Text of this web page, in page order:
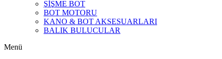
ŞİŞME BOT
BOT MOTORU
KANO & BOT AKSESUARLARI
BALIK BULUCULAR
Menü